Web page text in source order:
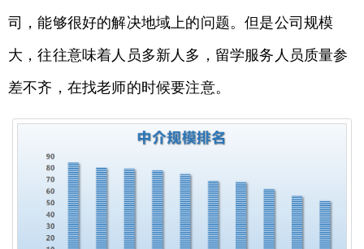
司，能够很好的解决地域上的问题。但是公司规模
大，往往意味着人员多新人多，留学服务人员质量参
差不齐，在找老师的时候要注意。